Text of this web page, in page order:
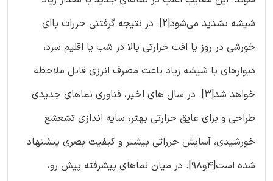
شیشه تشدید می‌شود[2]. در نتیجه گرفتنی حررات باای
خورشی در روز یا افت حرارتی بالا در شب یا اقلیم سرد،
دیوارهای با شیشه زیاد باعث مصرف انرزی قابل ملاحظه
خواهد شد[3]. در سال های اخیر، فناوری نماهای جدیدی
طراحی و برای عایق حرارتی بهتر، سایه اندازی تشعشع
خورشیدی، آسایش حرراتی بیشتر و کیفیت بصری پیشنهاد
شده است[4و98]. در میان نماهای پیشرفته پیش رو،